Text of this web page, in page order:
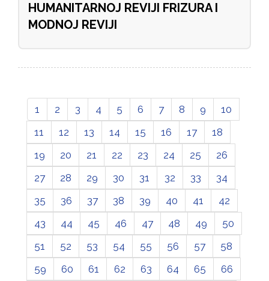
HUMANITARNOJ REVIJI FRIZURA I
MODNOJ REVIJI
1 2 3 4 5 6 7 8 9
10
11
12 13 14 15 16 17
18
19
20 21 22 23 24 25
26
27
28 29 30 31 32 33
34
35
36 37 38 39 40 41
42
43
44 45 46 47 48 49
50
51
52 53 54 55 56 57
58
59
60 61 62 63 64 65
66